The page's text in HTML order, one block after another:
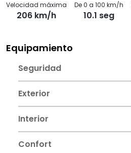
Velocidad máxima
206 km/h
De 0 a 100 km/h
10.1 seg
Equipamiento
Seguridad
Exterior
Interior
Confort